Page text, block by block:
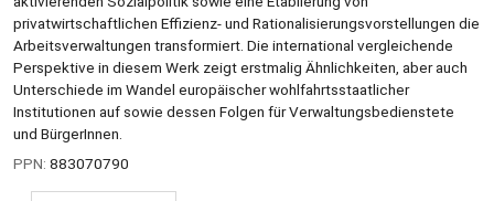
privatwirtschaftlichen Effizienz- und Rationalisierungsvorstellungen die
Arbeitsverwaltungen transformiert. Die international vergleichende
Perspektive in diesem Werk zeigt erstmalig Ähnlichkeiten, aber auch
Unterschiede im Wandel europäischer wohlfahrtsstaatlicher
Institutionen auf sowie dessen Folgen für Verwaltungsbedienstete
und BürgerInnen.
PPN: 883070790